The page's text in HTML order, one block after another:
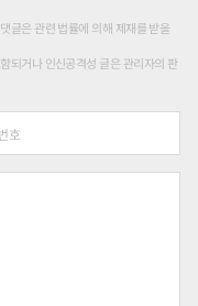
글은 관련 법률에 의해 제재를 받을
되거나 인신공격성 글은 관리자의 판